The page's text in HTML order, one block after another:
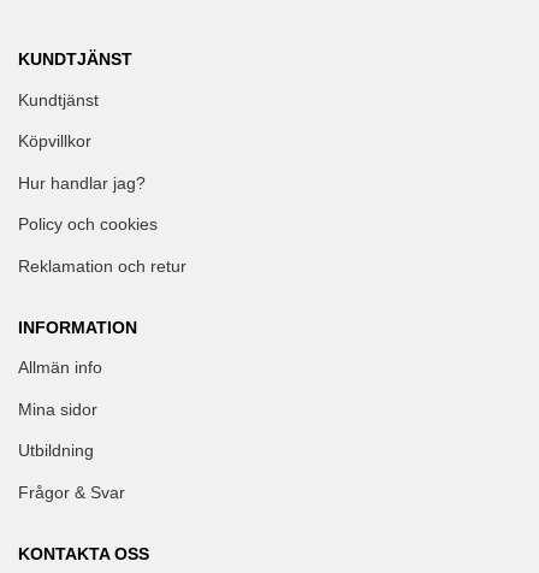
KUNDTJÄNST
Kundtjänst
Köpvillkor
Hur handlar jag?
Policy och cookies
Reklamation och retur
INFORMATION
Allmän info
Mina sidor
Utbildning
Frågor & Svar
KONTAKTA OSS